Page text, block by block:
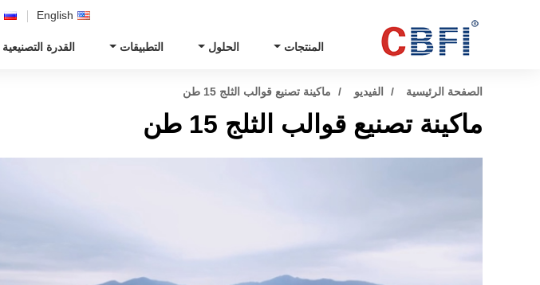
English
المنتجات الحلول التطبيقات القدرة التصنيعية
الصفحة الرئيسية الفيديو ماكينة تصنيع قوالب الثلج 15 طن
ماكينة تصنيع قوالب الثلج 15 طن